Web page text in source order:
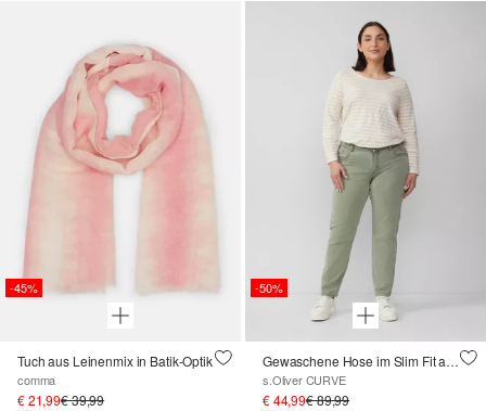
-45%
Tuch aus Leinenmix in Batik-Optik
comma
€ 21,99€ 39,99
-50%
Gewaschene Hose im Slim Fit aus Baumwollsatin
s.Oliver CURVE
€ 44,99€ 89,99